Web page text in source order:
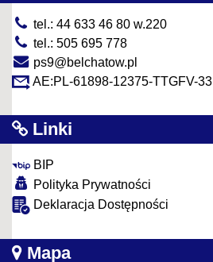
tel.: 44 633 46 80 w.220
tel.: 505 695 778
ps9@belchatow.pl
AE:PL-61898-12375-TTGFV-33
Linki
BIP
Polityka Prywatności
Deklaracja Dostępności
Mapa